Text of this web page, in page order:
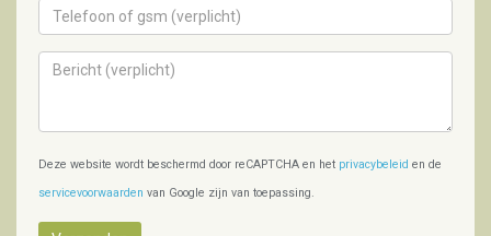
Deze website wordt beschermd door reCAPTCHA en het privacybeleid en de
servicevoorwaarden van Google zijn van toepassing.